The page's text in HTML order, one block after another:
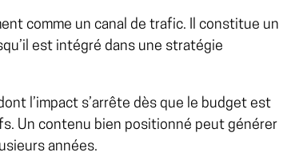
comme un canal de trafic. Il constitue un
est intégré dans une stratégie
l’impact s’arrête dès que le budget est
Un contenu bien positionné peut générer
années.